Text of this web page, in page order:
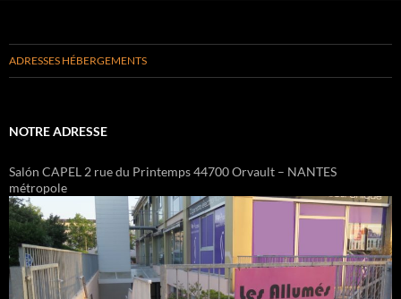
ADRESSES HÉBERGEMENTS
NOTRE ADRESSE
Salón CAPEL 2 rue du Printemps 44700 Orvault – NANTES
métropole